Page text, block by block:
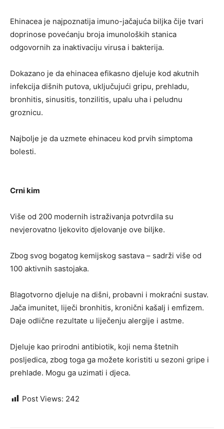
Ehinacea je najpoznatija imuno-jačajuća biljka čije tvari
doprinose povećanju broja imunoloških stanica
odgovornih za inaktivaciju virusa i bakterija.
Dokazano je da ehinacea efikasno djeluje kod akutnih
infekcija dišnih putova, uključujući gripu, prehladu,
bronhitis, sinusitis, tonzilitis, upalu uha i peludnu
groznicu.
Najbolje je da uzmete ehinaceu kod prvih simptoma
bolesti.
Crni kim
Više od 200 modernih istraživanja potvrdila su
nevjerovatno ljekovito djelovanje ove biljke.
Zbog svog bogatog kemijskog sastava – sadrži više od
100 aktivnih sastojaka.
Blagotvorno djeluje na dišni, probavni i mokraćni sustav.
Jača imunitet, liječi bronhitis, kronični kašalj i emfizem.
Daje odlične rezultate u liječenju alergije i astme.
Djeluje kao prirodni antibiotik, koji nema štetnih
posljedica, zbog toga ga možete koristiti u sezoni gripe i
prehlade. Mogu ga uzimati i djeca.
Post Views: 242